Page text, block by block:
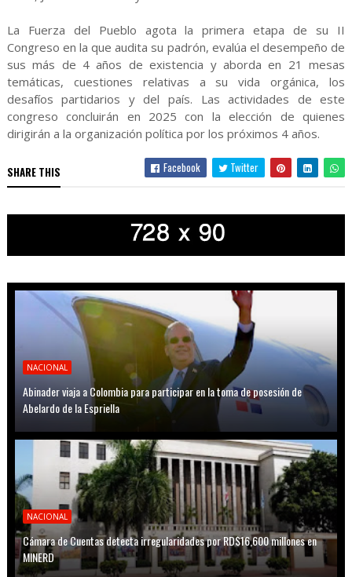
La Fuerza del Pueblo agota la primera etapa de su II
Congreso en la que audita su padrón, evalúa el desempeño de
sus más de 4 años de existencia y aborda en 21 mesas
temáticas, cuestiones relativas a su vida orgánica, los
desafíos partidarios y del país. Las actividades de este
congreso concluirán en 2025 con la elección de quienes
dirigirán a la organización política por los próximos 4 años.
SHARE THIS Facebook Twitter
NACIONAL
Abinader viaja a Colombia para participar en la toma de posesión de
Abelardo de la Espriella
NACIONAL
Cámara de Cuentas detecta irregularidades por RD$16,600 millones en
MINERD